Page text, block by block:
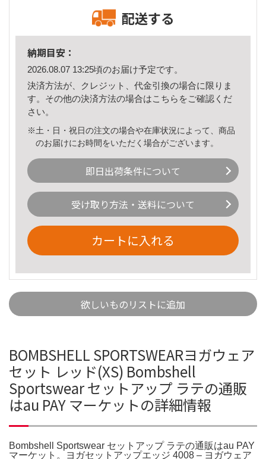
配送する
納期目安：
2026.08.07 13:25頃のお届け予定です。
決済方法が、クレジット、代金引換の場合に限りま
す。その他の決済方法の場合はこちら をご確認くだ
さい。
※土・日・祝日の注文の場合や在庫状況によって、商品
のお届けにお時間をいただく場合がございます。
即日出荷条件について
受け取り方法・送料について
カートに入れる
欲しいものリストに追加
BOMBSHELL SPORTSWEARヨガウェア
セット レッド(XS) Bombshell
Sportswear セットアップ ラテの通販
はau PAY マーケットの詳細情報
Bombshell Sportswear セットアップ ラテの通販はau PAY
マーケット。ヨガセットアップエッジ 4008 – ヨガウェア